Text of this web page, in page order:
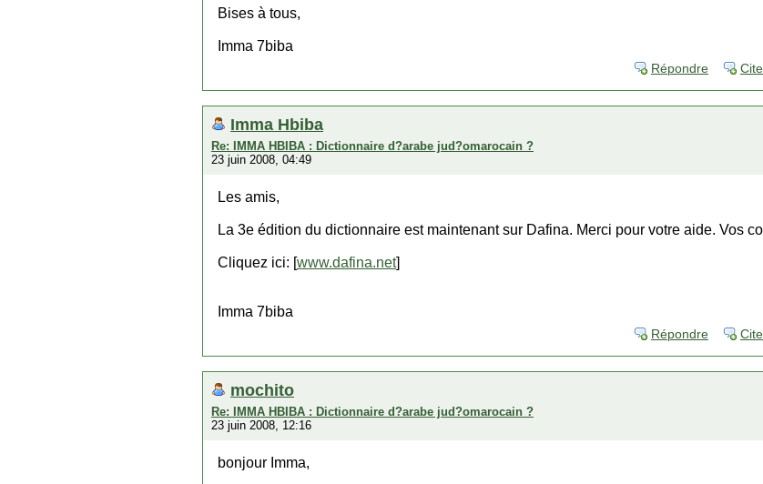
Bises à tous,
Imma 7biba
Répondre
Imma Hbiba
Re: IMMA HBIBA : Dictionnaire d?arabe jud?omarocain ?
23 juin 2008, 04:49
Les amis,
La 3e édition du dictionnaire est maintenant sur Dafina. Merci pour votre aide. Vos
Cliquez ici: [www.dafina.net]
Imma 7biba
Répondre
mochito
Re: IMMA HBIBA : Dictionnaire d?arabe jud?omarocain ?
23 juin 2008, 12:16
bonjour Imma,